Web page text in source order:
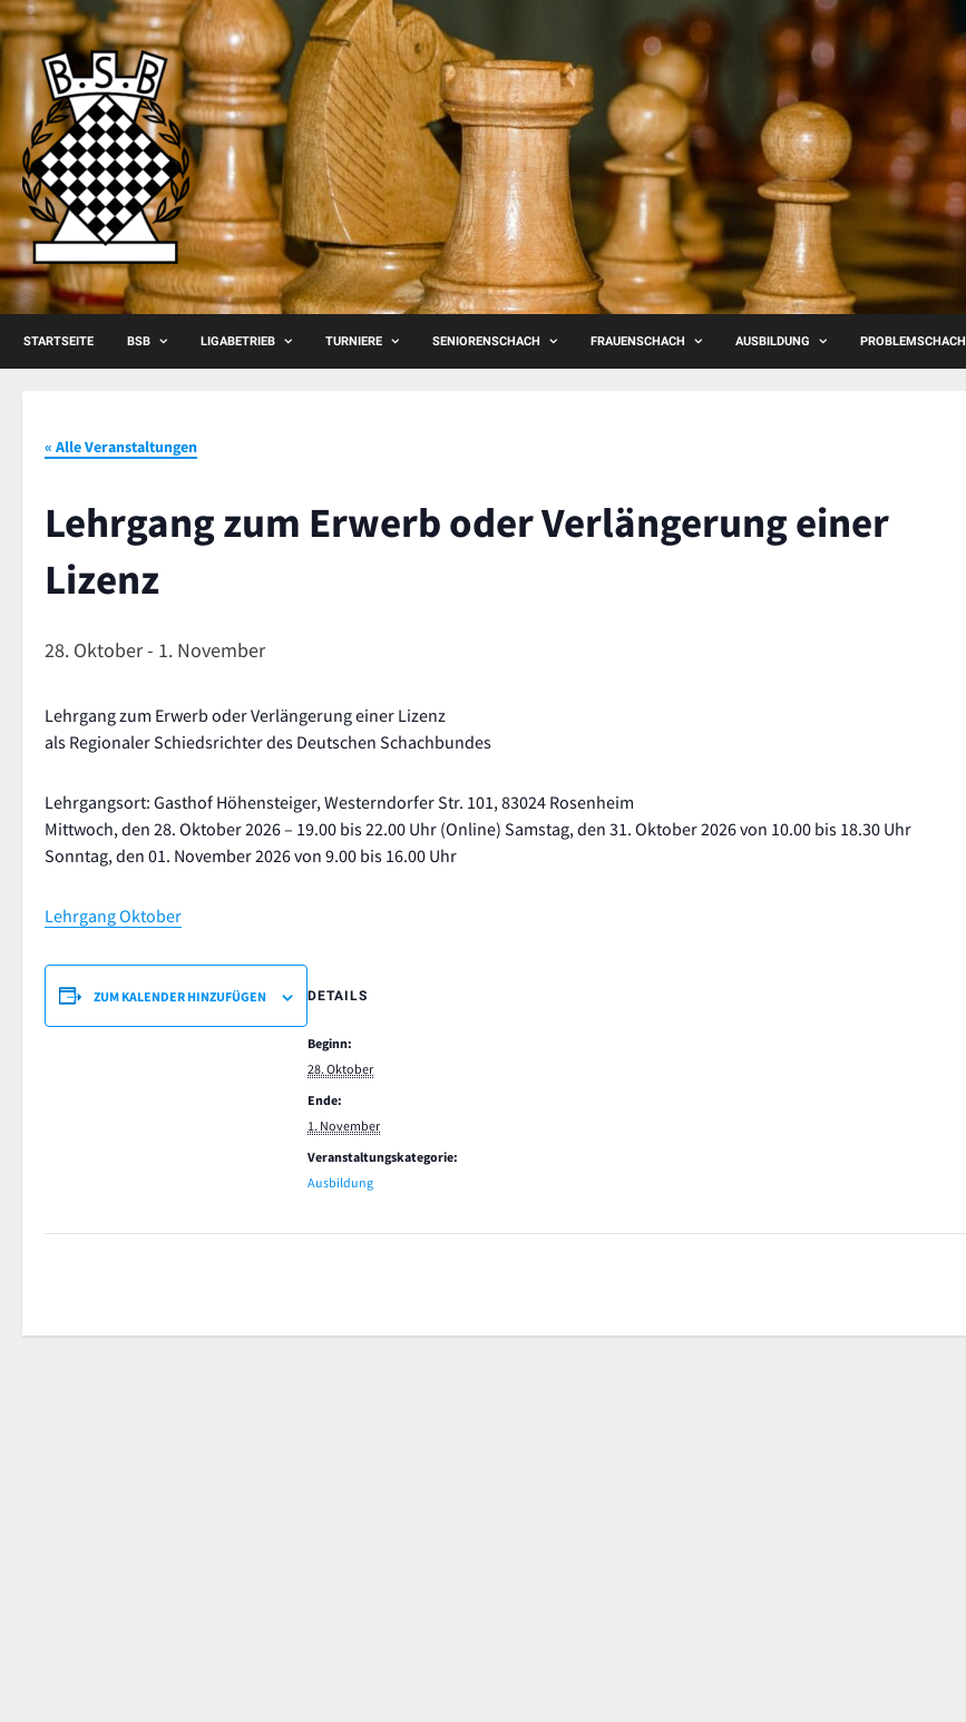
Skip
to
content
STARTSEITE BSB LIGABETRIEB TURNIERE SENIORENSCHACH FRAUENSCHACH AUSBILDUNG PROBLEMSCHACH
« Alle Veranstaltungen
Lehrgang zum Erwerb oder Verlängerung einer
Lizenz
28. Oktober- 1. November
Lehrgang zum Erwerb oder Verlängerung einer Lizenz
als Regionaler Schiedsrichter des Deutschen Schachbundes
Lehrgangsort: Gasthof Höhensteiger, Westerndorfer Str. 101, 83024 Rosenheim
Mittwoch, den 28. Oktober 2026 – 19.00 bis 22.00 Uhr (Online) Samstag, den 31. Oktober 2026 von 10.00 bis 18.30 Uhr
Sonntag, den 01. November 2026 von 9.00 bis 16.00 Uhr
Lehrgang Oktober
ZUM KALENDER HINZUFÜGEN DETAILS
Beginn:
28. Oktober
Ende:
1. November
Veranstaltungskategorie:
Ausbildung